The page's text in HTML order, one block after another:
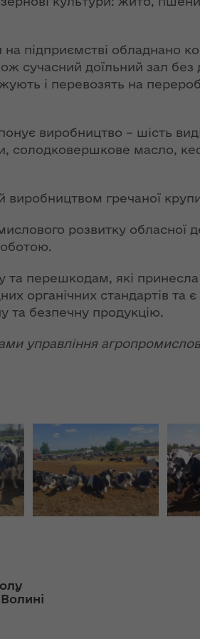
"Про
608
2018
"Про
територіальний
устрій Волині: які
функції мають
адміністрації
оздоровча
НЕФОРМАТ:
заступником
голови ОДА Ігорем
Чуліпою для
ВІДЕО
Левчук для ІА
«Конкурент»
Вікторія Левчук
про плани на
посаді заступниці
інтерактивне
телебачення»
на підприємстві обладнано
сучасний доїльний зал
і перевозять на
виробництво – шість
солодковершкове масло,
виробництвом гречаної
розвитку обласної
перешкодам, які
органічних стандартів та
та безпечну продукцію.
управління